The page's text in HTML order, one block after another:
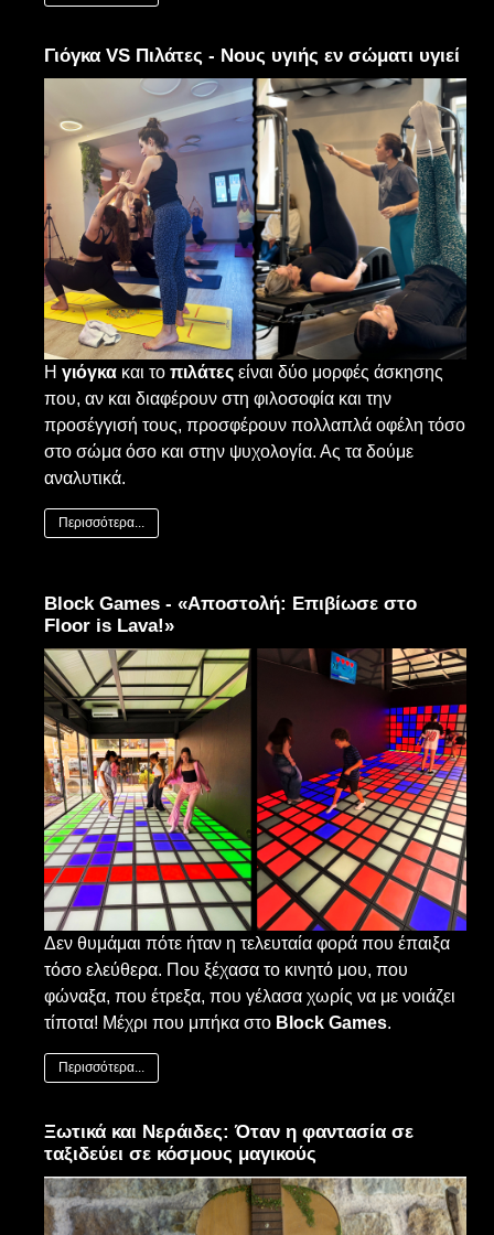
Γιόγκα VS Πιλάτες - Νους υγιής εν σώματι υγιεί
Η γιόγκα και το πιλάτες είναι δύο μορφές άσκησης
που, αν και διαφέρουν στη φιλοσοφία και την
προσέγγισή τους, προσφέρουν πολλαπλά οφέλη τόσο
στο σώμα όσο και στην ψυχολογία. Ας τα δούμε
αναλυτικά.
Περισσότερα...
Block Games - «Αποστολή: Eπιβίωσε στο
Floor is Lava!»
Δεν θυμάμαι πότε ήταν η τελευταία φορά που έπαιξα
τόσο ελεύθερα. Που ξέχασα το κινητό μου, που
φώναξα, που έτρεξα, που γέλασα χωρίς να με νοιάζει
τίποτα! Μέχρι που μπήκα στο Block Games.
Περισσότερα...
Ξωτικά και Νεράιδες: Όταν η φαντασία σε
ταξιδεύει σε κόσμους μαγικούς